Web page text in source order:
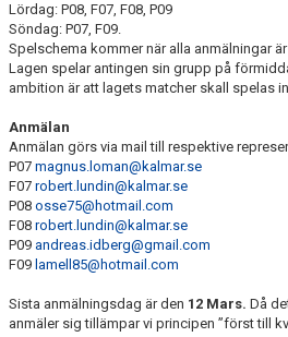
Lördag: P08, F07, F08, P09
Söndag: P07, F09.
Spelschema kommer när alla anmälningar
Lagen spelar antingen sin grupp på
ambition är att lagets matcher skall spelas
Anmälan
Anmälan görs via mail till respektive
P07 magnus.loman@kalmar.se
F07 robert.lundin@kalmar.se
P08 osse75@hotmail.com
F08 robert.lundin@kalmar.se
P09 andreas.idberg@gmail.com
F09 lamell85@hotmail.com
Sista anmälningsdag är den 12 Mars. Då
anmäler sig tillämpar vi principen ”först till